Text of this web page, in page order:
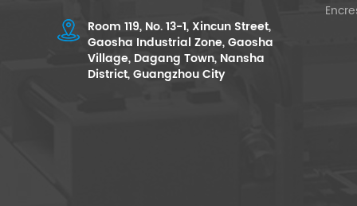
Room 119, No. 13-1, Xincun Street,
Gaosha Industrial Zone, Gaosha
Village, Dagang Town, Nansha
District, Guangzhou City